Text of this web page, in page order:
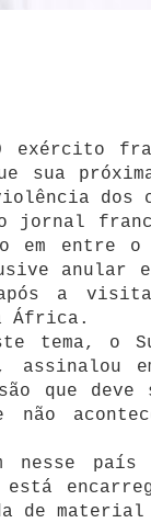
sua
dos
jornal
em
anular
a
África.
tema, o
que deve
não
nesse país
de material